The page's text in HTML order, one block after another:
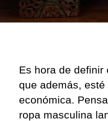
Es hora de definir
que además,
económica.
ropa masculina